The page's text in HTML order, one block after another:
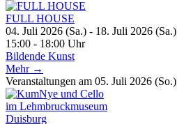
FULL HOUSE
04. Juli 2026 (Sa.) - 18. Juli 2026 (Sa.)
15:00 - 18:00 Uhr
Bildende Kunst
Mehr →
Veranstaltungen am 05. Juli 2026 (So.)